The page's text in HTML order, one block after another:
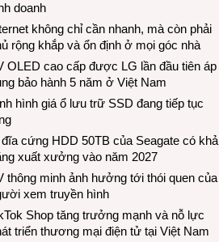
doanh
không chỉ cần nhanh, mà còn phải
rộng khắp và ổn định ở mọi góc nhà
OLED cao cấp được LG lần đầu tiên áp
bảo hành 5 năm ở Việt Nam
hình giá ổ lưu trữ SSD đang tiếp tục
cứng HDD 50TB của Seagate có khả
xuất xưởng vào năm 2027
thông minh ảnh hưởng tới thói quen của
xem truyền hình
Shop tăng trưởng mạnh và nỗ lực
triển thương mại điện tử tại Việt Nam